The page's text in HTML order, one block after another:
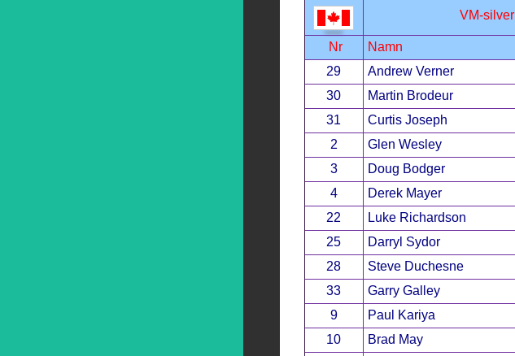
VM-silver
Nr Namn
29
Andrew Verner
30
Martin Brodeur
31
Curtis Joseph
2
Glen Wesley
3
Doug Bodger
4
Derek Mayer
22
Luke Richardson
25
Darryl Sydor
28
Steve Duchesne
33
Garry Galley
9
Paul Kariya
10
Brad May